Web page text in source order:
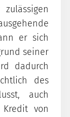
er sich
seiner
dadurch
des
auch
von